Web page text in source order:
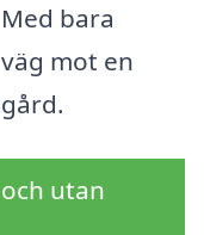
bara
mot en
utan